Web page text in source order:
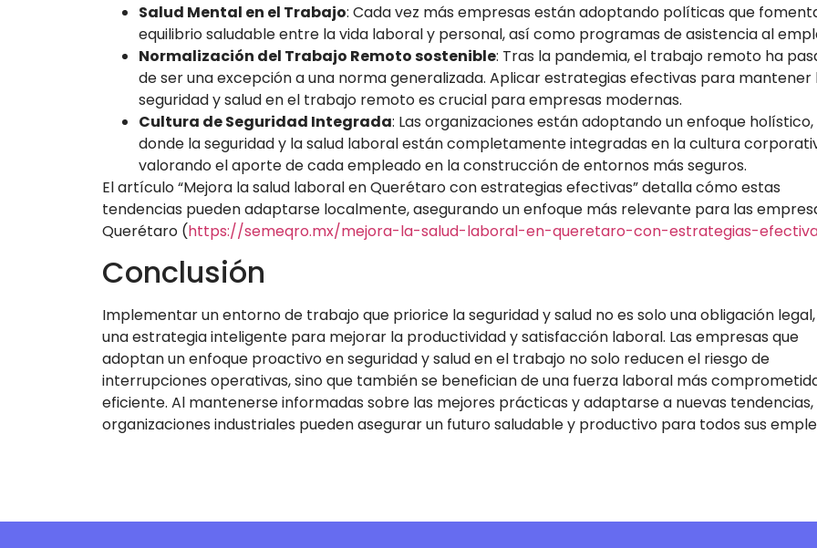
Salud Mental en el Trabajo: Cada vez más empresas están adoptando políticas que
equilibrio saludable entre la vida laboral y personal, así como programas de asistencia al
Normalización del Trabajo Remoto sostenible: Tras la pandemia, el trabajo remoto ha
de ser una excepción a una norma generalizada. Aplicar estrategias efectivas para mantener
seguridad y salud en el trabajo remoto es crucial para empresas modernas.
Cultura de Seguridad Integrada: Las organizaciones están adoptando un enfoque holístico,
donde la seguridad y la salud laboral están completamente integradas en la cultura
valorando el aporte de cada empleado en la construcción de entornos más seguros.
El artículo “Mejora la salud laboral en Querétaro con estrategias efectivas” detalla cómo estas
tendencias pueden adaptarse localmente, asegurando un enfoque más relevante para las
Querétaro (https://semeqro.mx/mejora-la-salud-laboral-en-queretaro-con-estrategias-
Conclusión
Implementar un entorno de trabajo que priorice la seguridad y salud no es solo una obligación
una estrategia inteligente para mejorar la productividad y satisfacción laboral. Las empresas que
adoptan un enfoque proactivo en seguridad y salud en el trabajo no solo reducen el riesgo de
interrupciones operativas, sino que también se benefician de una fuerza laboral más
eficiente. Al mantenerse informadas sobre las mejores prácticas y adaptarse a nuevas tendencias,
organizaciones industriales pueden asegurar un futuro saludable y productivo para todos sus